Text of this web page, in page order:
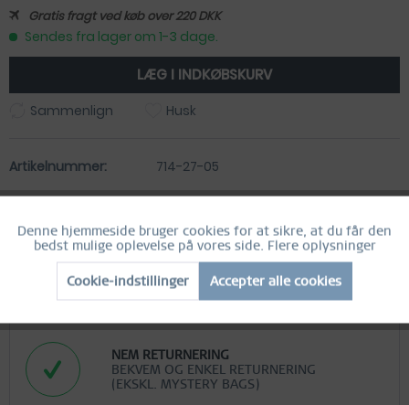
Gratis fragt ved køb over 220 DKK
Sendes fra lager om 1-3 dage.
LÆG I INDKØBSKURV
Sammenlign Husk
Artikelnummer: 714-27-05
GRATIS FRAGT
NEM RETURNERING
BEKVEM OG ENKEL RETURNERING
(EKSKL. MYSTERY BAGS)
Funktionelle Aktiv
Marketing Inactief
Tracking
Personalisering
Denne hjemmeside bruger cookies for at sikre, at du får den
bedst mulige oplevelse på vores side. Flere oplysninger
Cookie-indstillinger Accepter alle cookies